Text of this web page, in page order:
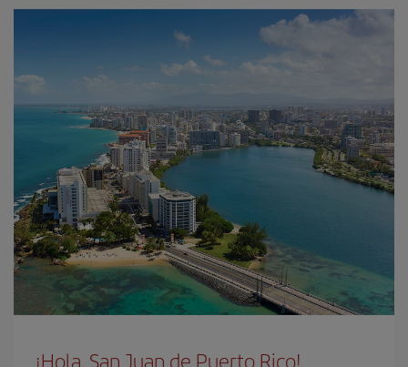
¡Hola, San Juan de Puerto Rico!